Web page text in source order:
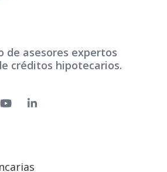
de asesores expertos
créditos hipotecarios.